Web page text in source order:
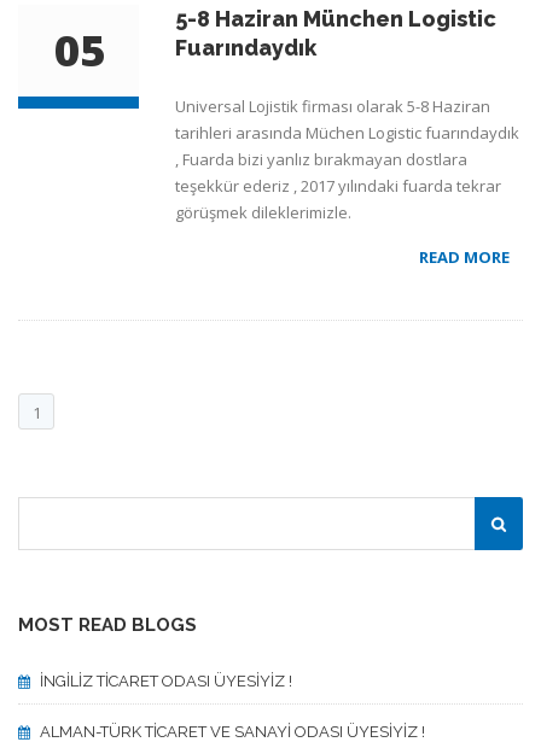
05
5-8 Haziran München Logistic
Fuarındaydık
Universal Lojistik firması olarak 5-8 Haziran
tarihleri arasında Müchen Logistic fuarındaydık
, Fuarda bizi yanlız bırakmayan dostlara
teşekkür ederiz , 2017 yılındaki fuarda tekrar
görüşmek dileklerimizle.
READ MORE
1
MOST READ BLOGS
İNGİLİZ TİCARET ODASI ÜYESİYİZ !
ALMAN-TÜRK TİCARET VE SANAYİ ODASI ÜYESİYİZ !